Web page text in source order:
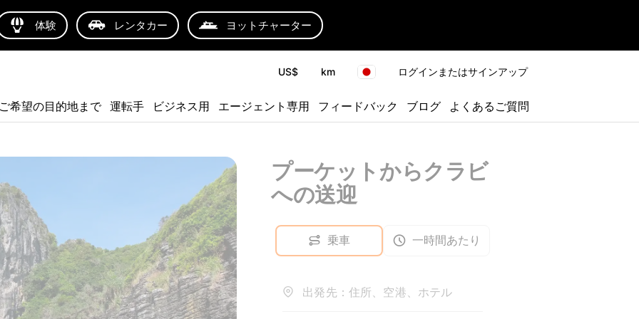
体験 レンタカー ヨットチャーター
US$ km ログインまたはサインアップ
希望の目的地まで 運転手 ビジネス用 エージェント専用 フィードバック ブログ よくあるご質問
プーケットからクラビ
への送迎
乗車 一時間あたり
出発先：住所、空港、ホテル